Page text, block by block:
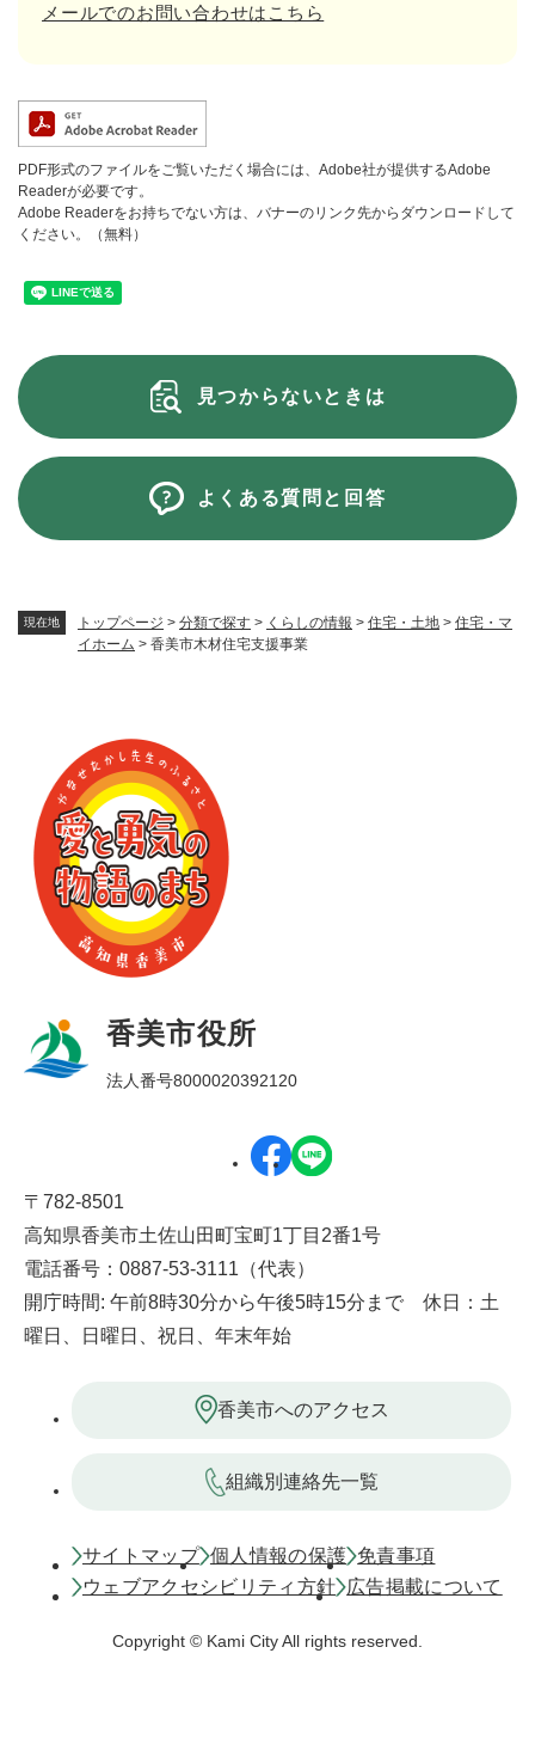
現在地 トップページ > 分類で探す > くらしの情報 > 住宅・土地 > 住宅・マ
イホーム > 香美市木材住宅支援事業
メールでのお問い合わせはこちら
PDF形式のファイルをご覧いただく場合には、Adobe社が提供するAdobe
Readerが必要です。
Adobe Readerをお持ちでない方は、バナーのリンク先からダウンロードして
ください。（無料）
見つからないときは
よくある質問と回答
香美市役所
法人番号8000020392120
〒782-8501
高知県香美市土佐山田町宝町1丁目2番1号
電話番号：0887-53-3111（代表）
開庁時間: 午前8時30分から午後5時15分まで 休日：土
曜日、日曜日、祝日、年末年始
香美市へのアクセス
組織別連絡先一覧
サイトマップ 個人情報の保護 免責事項
ウェブアクセシビリティ方針
広告掲載について
Copyright © Kami City All rights reserved.